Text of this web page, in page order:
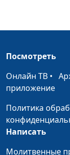
Армагеддон
Наши желания
Посмотреть
Онлайн ТВ •
приложение
Политика
Написать
Молитвенные